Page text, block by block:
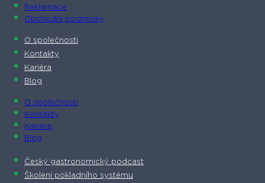
Reklamace
Obchodní podmínky
O společnosti​
Kontakty
Kariéra
Blog
O společnosti​
Kontakty
Kariéra
Blog
Český gastronomický podcast​
Školení pokladního systému